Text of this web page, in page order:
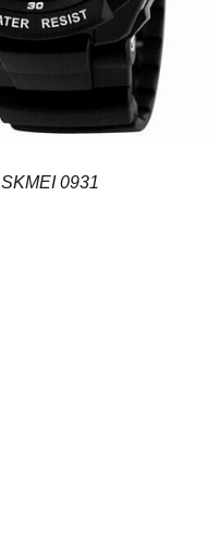
SKMEI 0931